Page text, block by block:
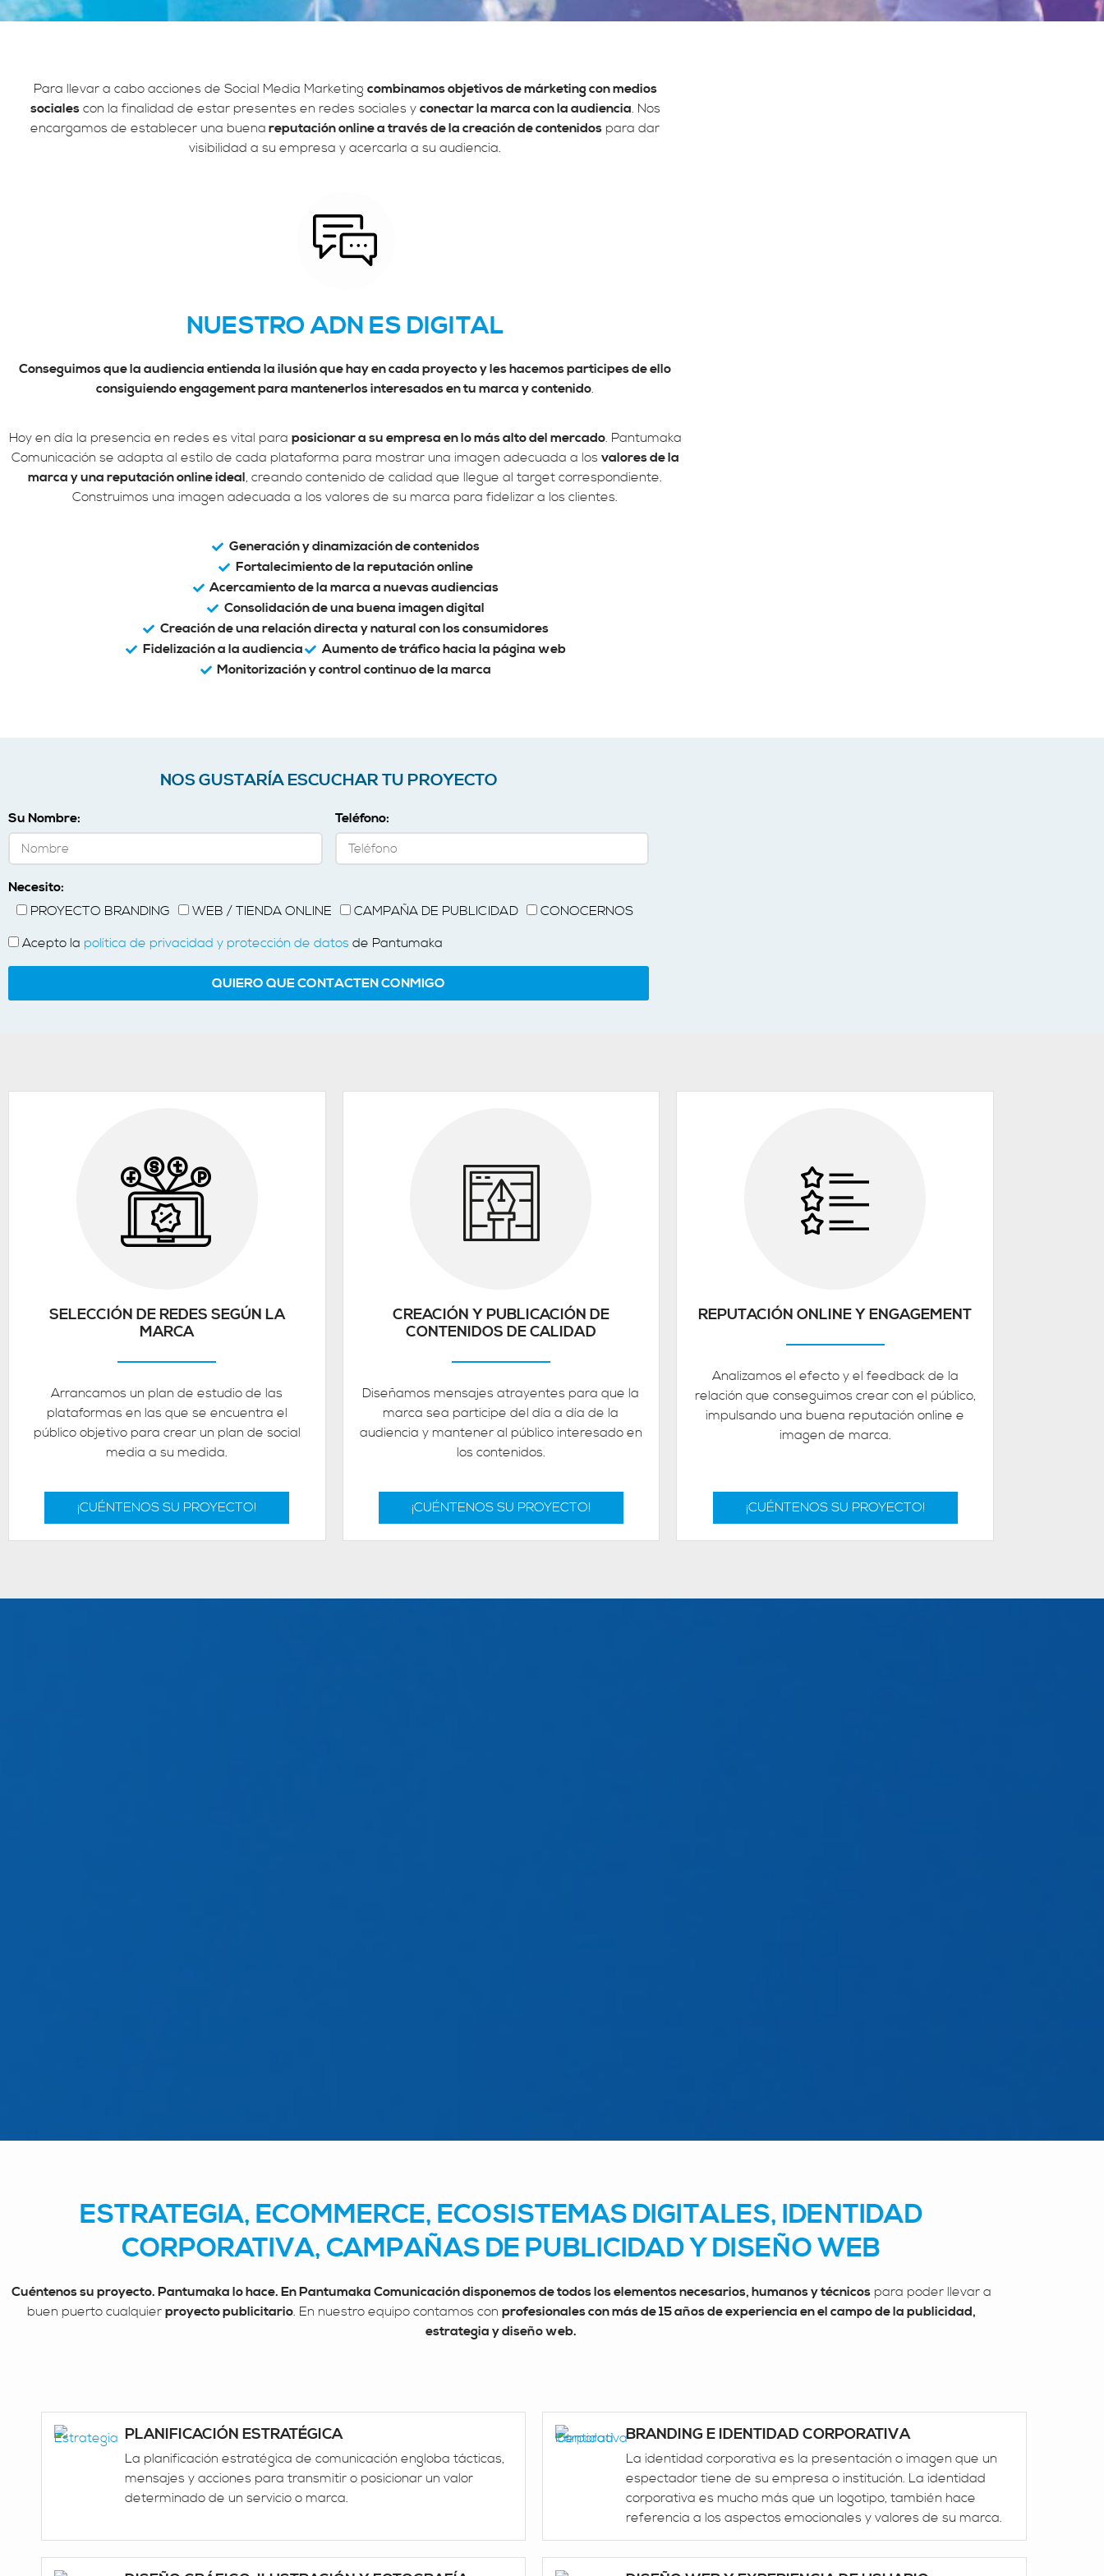
Para llevar a cabo acciones de Social Media Marketing combinamos objetivos de márketing con medios
socialescon la finalidad de estar presentes en redes sociales y conectar la marca con la audiencia. Nos
encargamos de establecer una buena reputación online a través de la creación de contenidos para dar
visibilidad a su empresa y acercarla a su audiencia.
NUESTRO ADN ES DIGITAL
Conseguimos que la audiencia entienda la ilusión que hay en cada proyecto y les hacemos participes de ello
consiguiendo engagement para mantenerlos interesados en tu marca y contenido.
Hoy en día la presencia en redes es vital para posicionar a su empresa en lo más alto del mercado. Pantumaka
Comunicación se adapta al estilo de cada plataforma para mostrar una imagen adecuada a los valores de la
marca y una reputación online ideal, creando contenido de calidad que llegue al target correspondiente.
Construimos una imagen adecuada a los valores de su marca para fidelizar a los clientes.
Generación y dinamización de contenidos
Fortalecimiento de la reputación online
Acercamiento de la marca a nuevas audiencias
Consolidación de una buena imagen digital
Creación de una relación directa y natural con los consumidores
Fidelización a la audiencia
Aumento de tráfico hacia la página web
Monitorización y control continuo de la marca
NOS GUSTARÍA ESCUCHAR TU PROYECTO
Su Nombre: Teléfono:
Necesito:
PROYECTO BRANDING
WEB / TIENDA ONLINE CAMPAÑA DE PUBLICIDAD
CONOCERNOS
Acepto la política de privacidad y protección de datos de Pantumaka
QUIERO QUE CONTACTEN CONMIGO
SELECCIÓN DE REDES SEGÚN LA
MARCA
Arrancamos un plan de estudio de las
plataformas en las que se encuentra el
público objetivo para crear un plan de social
media a su medida.
¡CUÉNTENOS SU PROYECTO!
CREACIÓN Y PUBLICACIÓN DE
CONTENIDOS DE CALIDAD
Diseñamos mensajes atrayentes para que la
marca sea participe del día a día de la
audiencia y mantener al público interesado en
los contenidos.
¡CUÉNTENOS SU PROYECTO!
REPUTACIÓN ONLINE Y ENGAGEMENT
Analizamos el efecto y el feedback de la
relación que conseguimos crear con el público,
impulsando una buena reputación online e
imagen de marca.
¡CUÉNTENOS SU PROYECTO!
ESTRATEGIA, ECOMMERCE, ECOSISTEMAS DIGITALES, IDENTIDAD
CORPORATIVA, CAMPAÑAS DE PUBLICIDAD Y DISEÑO WEB
Cuéntenos su proyecto. Pantumaka lo hace. En Pantumaka Comunicación disponemos de todos los elementos necesarios, humanos y técnicospara poder llevar a
buen puerto cualquier proyecto publicitario. En nuestro equipo contamos con profesionales con más de 15 años de experiencia en el campo de la publicidad,
estrategia y diseño web.
PLANIFICACIÓN ESTRATÉGICA
La planificación estratégica de comunicación engloba tácticas,
mensajes y acciones para transmitir o posicionar un valor
determinado de un servicio o marca.
BRANDING E IDENTIDAD CORPORATIVA
La identidad corporativa es la presentación o imagen que un
espectador tiene de su empresa o institución. La identidad
corporativa es mucho más que un logotipo, también hace
referencia a los aspectos emocionales y valores de su marca.